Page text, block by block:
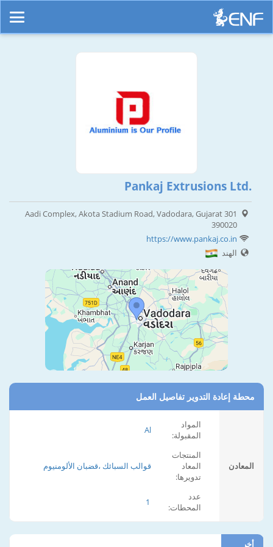
Pankaj Extrusions Ltd.
301 Aadi Complex, Akota Stadium Road, Vadodara, Gujarat
390020
https://www.pankaj.co.in
الهند
محطة إعادة التدوير تفاصيل العمل
المعادن
المواد
المقبولة:
Al
المنتجات
المعاد
تدويرها:
قوالب السبائك ،قضبان الألومنيوم
عدد
المحطات:
1
أخر